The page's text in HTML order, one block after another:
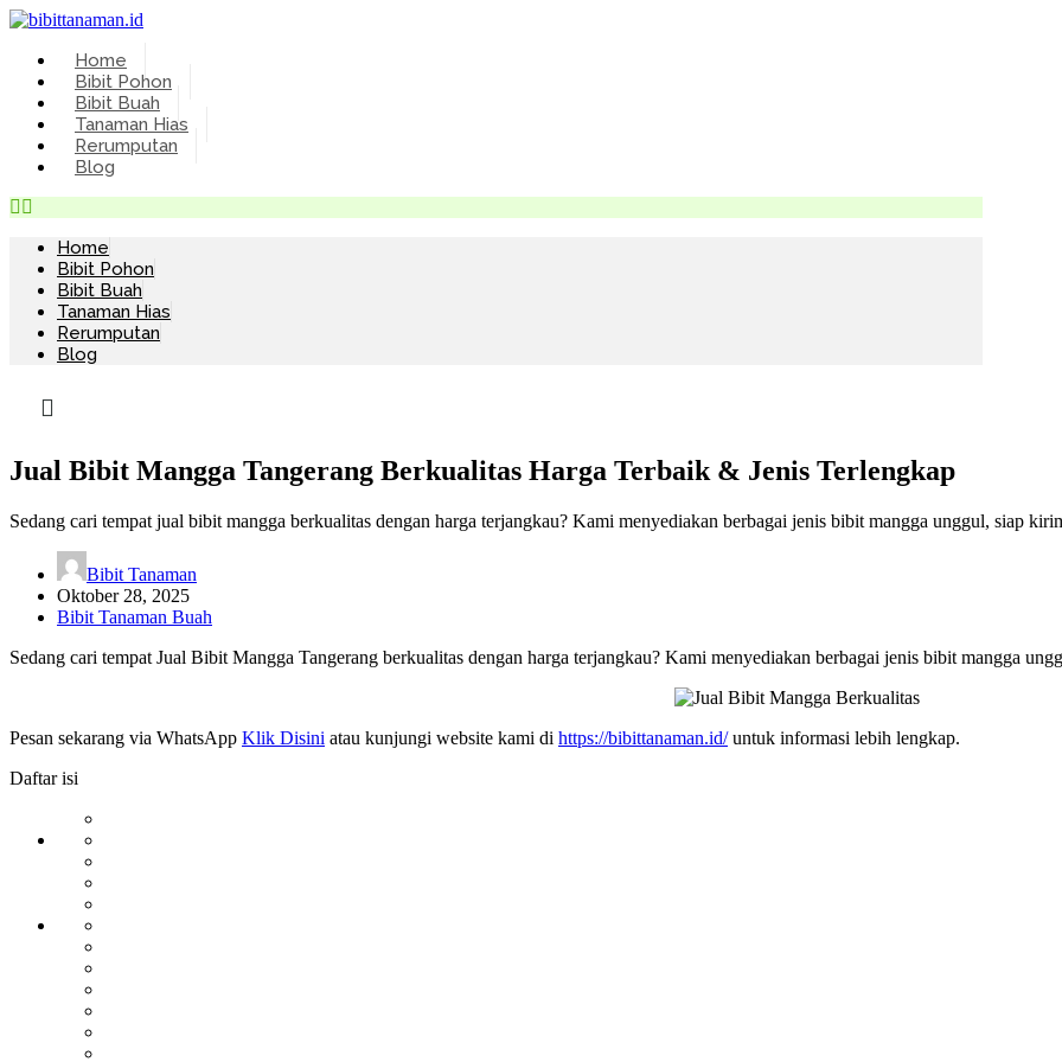
Skip
content
Home
Bibit Pohon
Bibit Buah
Tanaman Hias
Rerumputan
Blog
Home
Bibit Pohon
Bibit Buah
Tanaman Hias
Rerumputan
Blog
Jual Bibit Mangga Tangerang Berkualitas Harga Terbaik & Jenis Terlengkap
Sedang cari tempat jual bibit mangga berkualitas dengan harga terjangkau? Kami menyediakan berbagai jenis bibit mangga unggul, siap
Bibit Tanaman
Oktober 28, 2025
Bibit Tanaman Buah
Sedang cari tempat Jual Bibit Mangga Tangerang berkualitas dengan harga terjangkau? Kami menyediakan berbagai jenis bibit mangga
Pesan sekarang via WhatsApp Klik Disini atau kunjungi website kami di https://bibittanaman.id/untuk informasi lebih lengkap.
Daftar isi